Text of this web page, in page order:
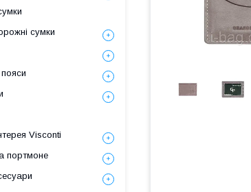
сумки
Visconti
портмоне